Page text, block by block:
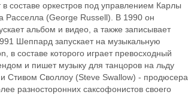
составе оркестров под управлением Карлы
Расселла (George Russell). В 1990 он
альбом и видео, а также записывает
Шеппард запускает на музыкальную
в составе которого играет превосходный
и пишет музыку для танцоров на льду
Стивом Своллоу (Steve Swallow) - продюсера
разносторонних саксофонистов своего